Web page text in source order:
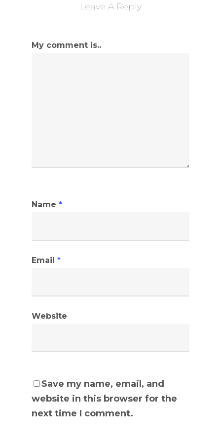
Leave A Reply
My comment is..
Name *
Email *
Website
Save my name, email, and
website in this browser for the
next time I comment.